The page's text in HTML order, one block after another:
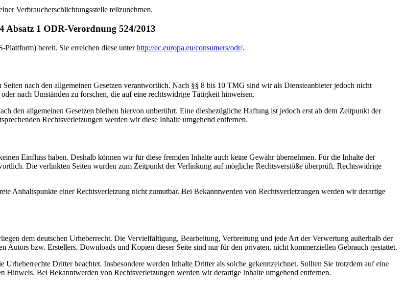
Verbraucherschlichtungsstelle teilzunehmen.
1 ODR-Verordnung 524/2013
bereit. Sie erreichen diese unterhttp://ec.europa.eu/consumers/odr/.
nach den allgemeinen Gesetzen verantwortlich. Nach §§ 8 bis 10 TMG sind wir als Diensteanbieter jedoch nicht
nach Umständen zu forschen, die auf eine rechtswidrige Tätigkeit hinweisen.
den allgemeinen Gesetzen bleiben hiervon unberührt. Eine diesbezügliche Haftung ist jedoch erst ab dem Zeitpunkt der
Rechtsverletzungen werden wir diese Inhalte umgehend entfernen.
Einfluss haben. Deshalb können wir für diese fremden Inhalte auch keine Gewähr übernehmen. Für die Inhalte der
Die verlinkten Seiten wurden zum Zeitpunkt der Verlinkung auf mögliche Rechtsverstöße überprüft. Rechtswidrige
Anhaltspunkte einer Rechtsverletzung nicht zumutbar. Bei Bekanntwerden von Rechtsverletzungen werden wir derartige
dem deutschen Urheberrecht. Die Vervielfältigung, Bearbeitung, Verbreitung und jede Art der Verwertung außerhalb der
Autors bzw. Erstellers. Downloads und Kopien dieser Seite sind nur für den privaten, nicht kommerziellen Gebrauch gestattet.
Dritter beachtet. Insbesondere werden Inhalte Dritter als solche gekennzeichnet. Sollten Sie trotzdem auf eine
Hinweis. Bei Bekanntwerden von Rechtsverletzungen werden wir derartige Inhalte umgehend entfernen.